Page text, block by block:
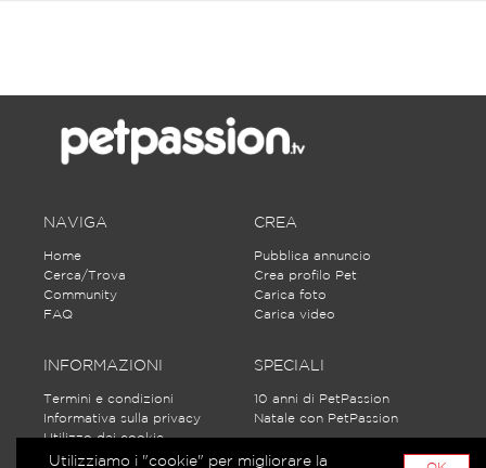
NAVIGA
Home
Cerca/Trova
Community
FAQ
CREA
Pubblica annuncio
Crea profilo Pet
Carica foto
Carica video
INFORMAZIONI
Termini e condizioni
Informativa sulla privacy
Utilizzo dei cookie
Partecipa alle discussioni
SPECIALI
10 anni di PetPassion
Natale con PetPassion
Utilizziamo i "cookie" per migliorare la